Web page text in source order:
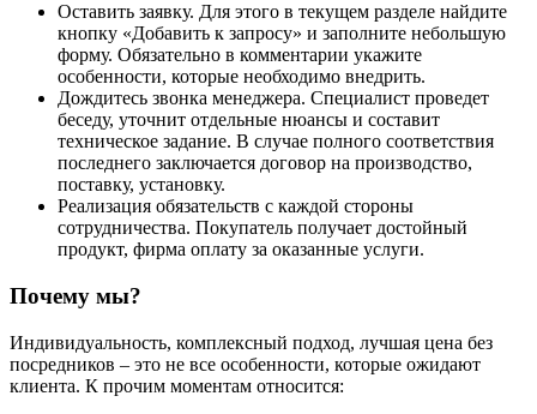
Оставить заявку. Для этого в текущем разделе найдите
кнопку «Добавить к запросу» и заполните небольшую
форму. Обязательно в комментарии укажите
особенности, которые необходимо внедрить.
Дождитесь звонка менеджера. Специалист проведет
беседу, уточнит отдельные нюансы и составит
техническое задание. В случае полного соответствия
последнего заключается договор на производство,
поставку, установку.
Реализация обязательств с каждой стороны
сотрудничества. Покупатель получает достойный
продукт, фирма оплату за оказанные услуги.
Почему мы?
Индивидуальность, комплексный подход, лучшая цена без
посредников – это не все особенности, которые ожидают
клиента. К прочим моментам относится: